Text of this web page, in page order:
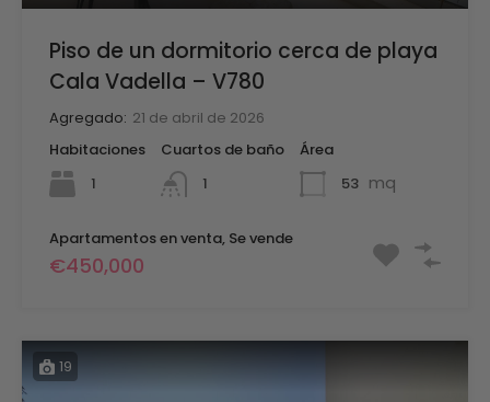
Piso de un dormitorio cerca de playa
Cala Vadella – V780
Agregado: 21 de abril de 2026
Habitaciones
1
Cuartos de baño
1
Área
53 mq
Apartamentos en venta, Se vende
€450,000
19